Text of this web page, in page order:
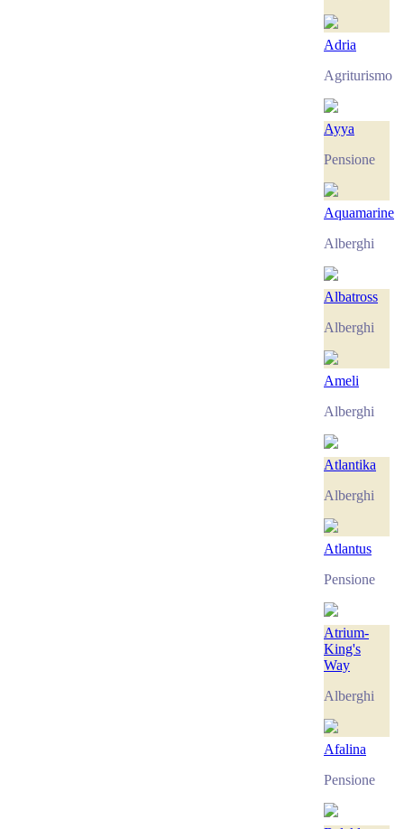
Adria
Agriturismo
Ayya
Pensione
Аquamarine
Alberghi
Albatross
Alberghi
Ameli
Alberghi
Atlantika
Alberghi
Atlantus
Pensione
Atrium-
King's
Way
Alberghi
Afalina
Pensione